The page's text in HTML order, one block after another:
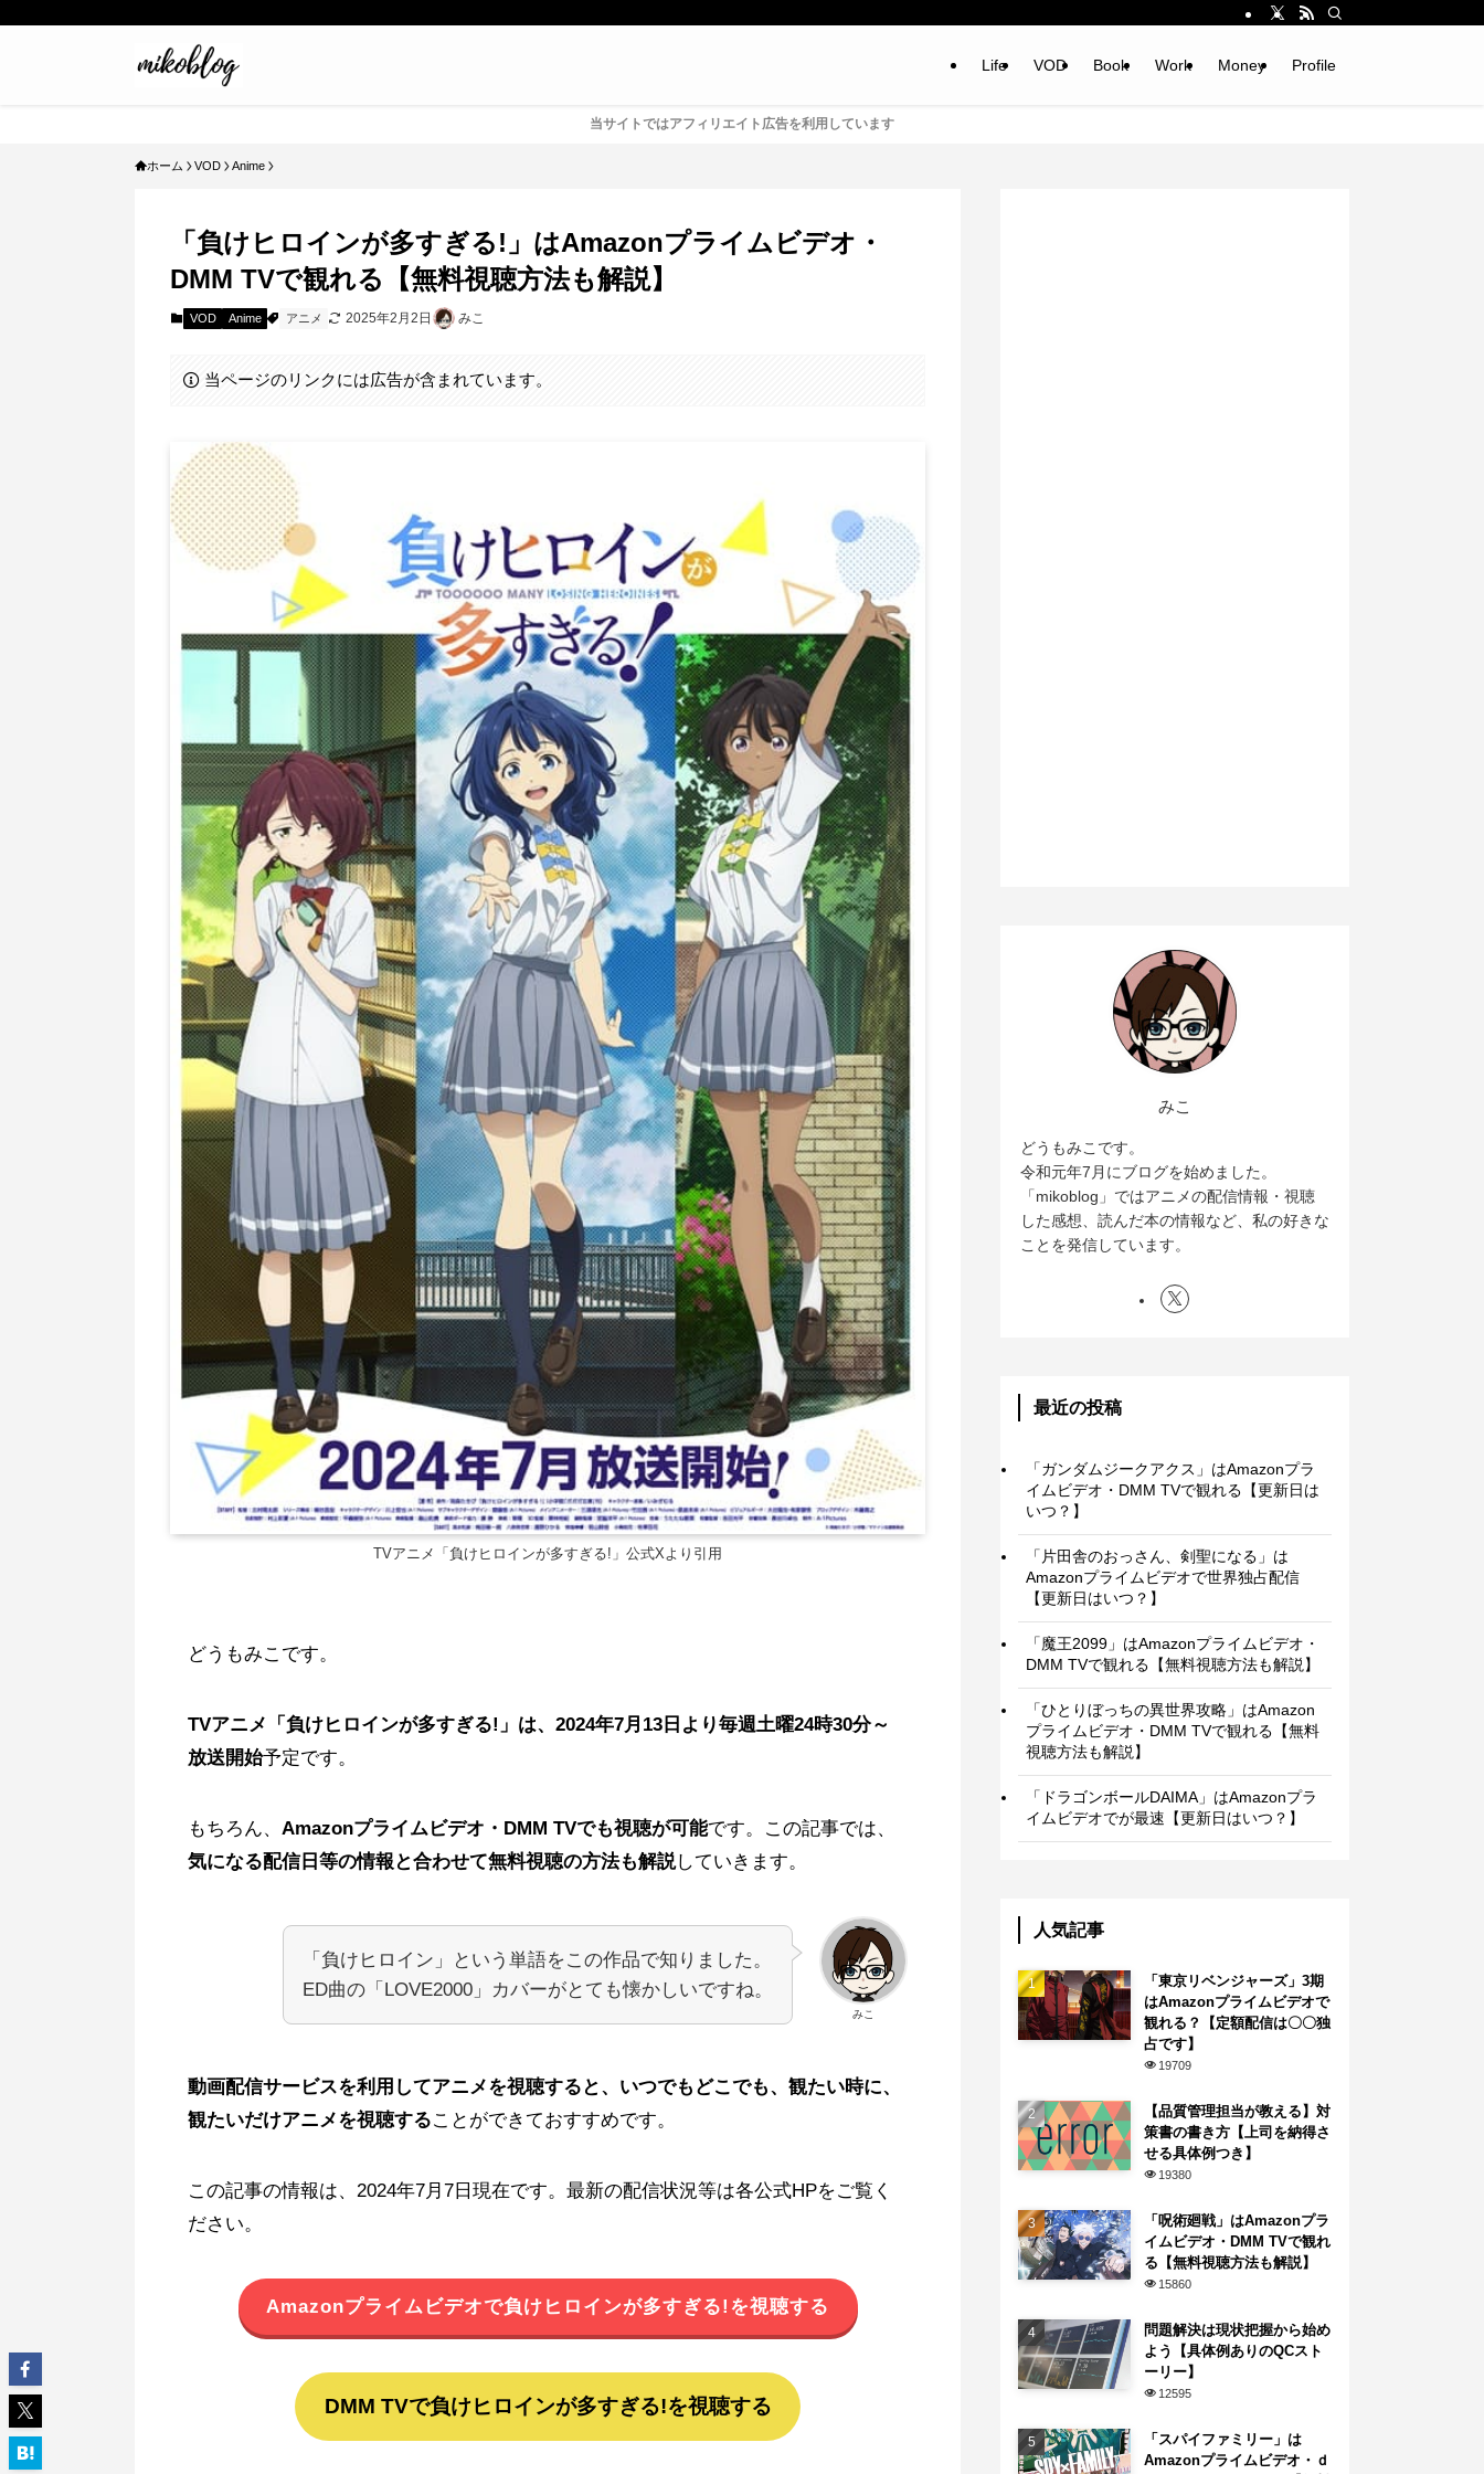
Life VOD Book Work Money Profile
当サイトではアフィリエイト広告を利用しています
ホーム VOD Anime
「負けヒロインが多すぎる!」はAmazonプライムビデオ・
DMM TVで観れる【無料視聴方法も解説】
VOD Anime アニメ 2025年2月2日 みこ
当ページのリンクには広告が含まれています。
TVアニメ「負けヒロインが多すぎる!」公式Xより引用
どうもみこです。
TVアニメ「負けヒロインが多すぎる!」は、2024年7月13日より毎週土曜24時30分～
放送開始予定です。
もちろん、 Amazonプライムビデオ・DMM TVでも視聴が可能です。この記事では、
気になる配信日等の情報と合わせて無料視聴の方法も解説していきます。
みこ
「負けヒロイン」という単語をこの作品で知りました。
ED曲の「LOVE2000」カバーがとても懐かしいですね。
動画配信サービスを利用してアニメを視聴すると、いつでもどこでも、観たい時に、
観たいだけアニメを視聴することができておすすめです。
この記事の情報は、2024年7月7日現在です。最新の配信状況等は各公式HPをご覧く
ださい。
Amazonプライムビデオで負けヒロインが多すぎる!を視聴する
DMM TVで負けヒロインが多すぎる!を視聴する
みこ
どうもみこです。
令和元年7月にブログを始めました。
「mikoblog」ではアニメの配信情報・視聴
した感想、読んだ本の情報など、私の好きな
ことを発信しています。
最近の投稿
「ガンダムジークアクス」はAmazonプラ
イムビデオ・DMM TVで観れる【更新日は
いつ？】
「片田舎のおっさん、剣聖になる」は
Amazonプライムビデオで世界独占配信
【更新日はいつ？】
「魔王2099」はAmazonプライムビデオ・
DMM TVで観れる【無料視聴方法も解説】
「ひとりぼっちの異世界攻略」はAmazon
プライムビデオ・DMM TVで観れる【無料
視聴方法も解説】
「ドラゴンボールDAIMA」はAmazonプラ
イムビデオでが最速【更新日はいつ？】
人気記事
「東京リベンジャーズ」3期
はAmazonプライムビデオで
観れる？【定額配信は〇〇独
占です】
19709
【品質管理担当が教える】対
策書の書き方【上司を納得さ
せる具体例つき】
19380
「呪術廻戦」はAmazonプラ
イムビデオ・DMM TVで観れ
る【無料視聴方法も解説】
15860
問題解決は現状把握から始め
よう【具体例ありのQCスト
ーリー】
12595
「スパイファミリー」は
Amazonプライムビデオ・ｄ